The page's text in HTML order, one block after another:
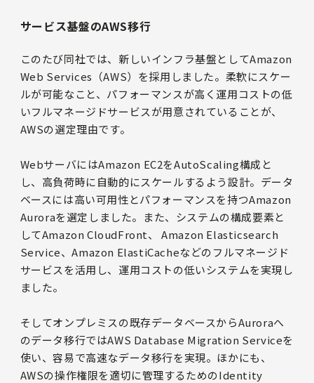
サービス基盤のAWS移行
このたび同社では、新しいインフラ基盤としてAmazon
Web Services（AWS）を採用しました。柔軟にスケー
ルが可能なこと、パフォーマンスが高く運用コストの低
いフルマネージドサービスが用意されていることが、
AWSの選定理由です。
WebサーバにはAmazon EC2をAutoScaling構成と
し、高負荷時に自動的にスケールするよう設計。データ
ベースには高い可用性とパフォーマンスを持つAmazon
Auroraを選定しました。また、システムの構成要素と
してAmazon CloudFront、 Amazon Elasticsearch
Service、Amazon ElastiCacheなどのフルマネージド
サービスを活用し、運用コストの低いシステムを実現し
ました。
そしてオンプレミスの既存データベースからAuroraへ
のデータ移行ではAWS Database Migration Serviceを
使い、容易で高速なデータ移行を実現。ほかにも、
AWSの操作権限を適切に管理するためのIdentity